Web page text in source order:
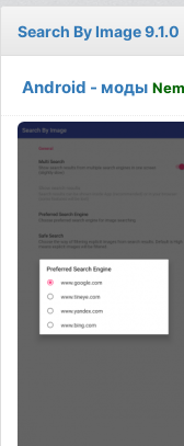
Search By Image 9.1.0
Android - моды